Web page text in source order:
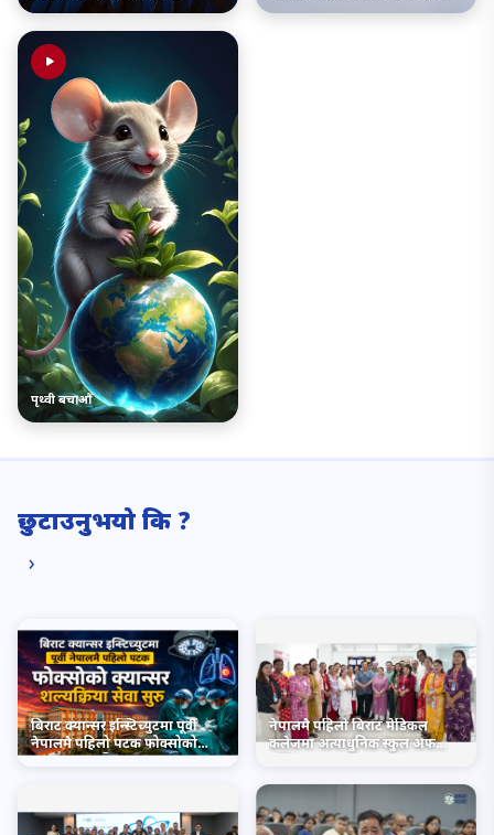
पृथ्वी बचाऔँ
छुटाउनुभयो कि ?
›
बिराट क्यान्सर इन्स्टिच्युटमा पूर्वी
नेपालमै पहिलो पटक फोक्सोको
नेपालमै पहिलो बिराट मेडिकल
कलेजमा अत्याधुनिक स्कुल अफ